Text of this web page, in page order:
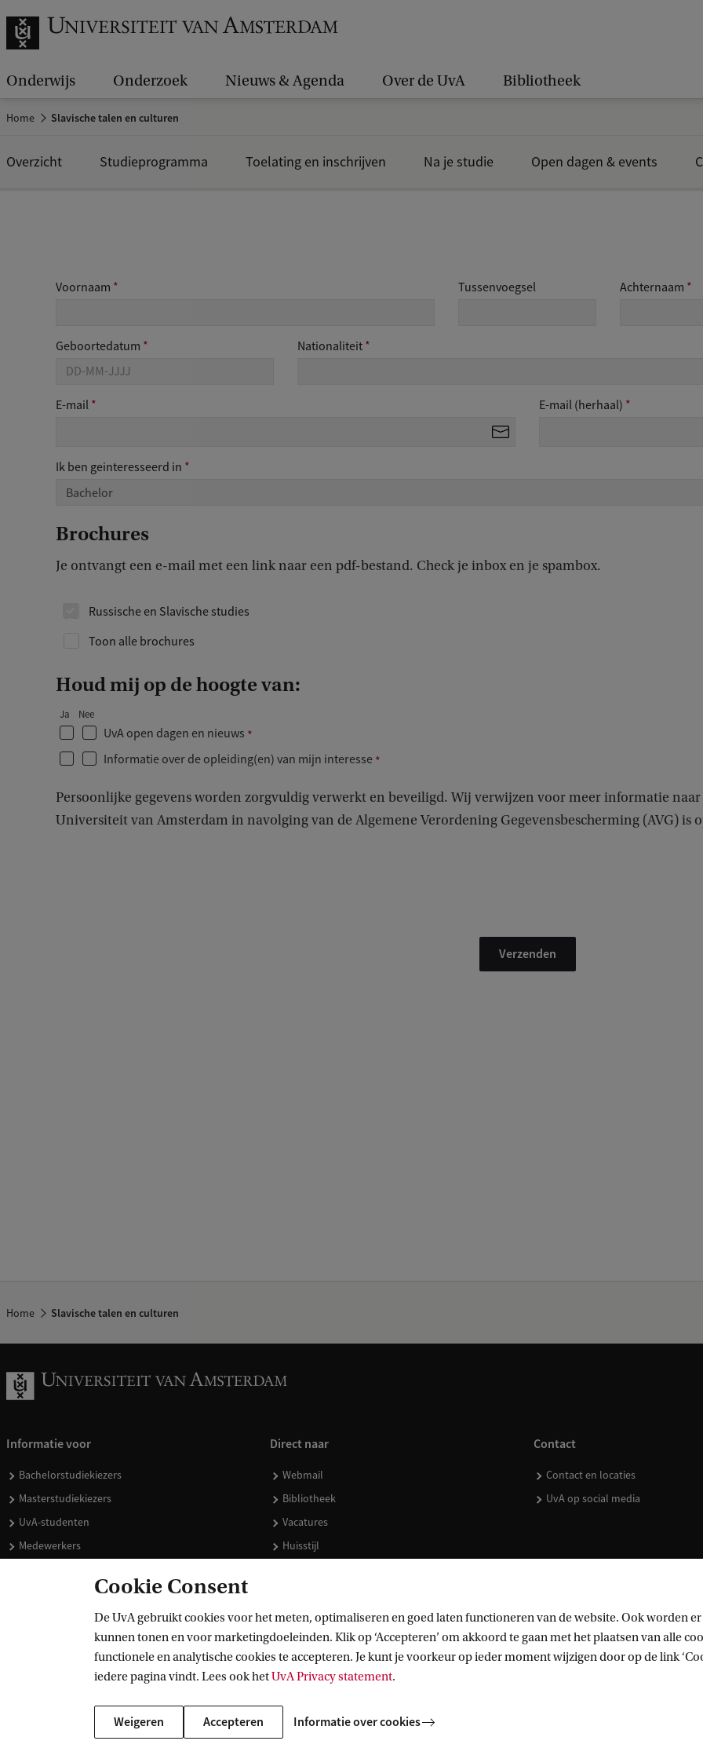
Onderwijs Onderzoek Nieuws & Agenda Over de UvA Bibliotheek
Home Slavische talen en culturen
Overzicht Studieprogramma Toelating en inschrijven Na je studie Open dagen & events
Home Slavische talen en culturen
Informatie voor
Bachelorstudiekiezers
Masterstudiekiezers
UvA-studenten
Medewerkers
Schooldecanen en vakdocenten
Direct naar
Webmail
Bibliotheek
Vacatures
Huisstijl
Contact
Contact en locaties
UvA op social media
Cookie Consent
De UvA gebruikt cookies voor het meten, optimaliseren en goed laten functioneren van de website. Ook worden
kunnen tonen en voor marketingdoeleinden. Klik op ‘Accepteren’ om akkoord te gaan met het plaatsen van alle
functionele en analytische cookies te accepteren. Je kunt je voorkeur op ieder moment wijzigen door op de link
iedere pagina vindt. Lees ook hetUvA Privacy statement.
Weigeren Accepteren Informatie over cookies